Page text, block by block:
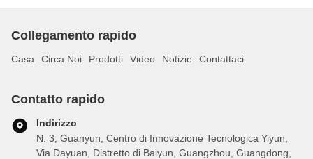
Collegamento rapido
Casa Circa Noi Prodotti Video Notizie Contattaci
Contatto rapido
Indirizzo
N. 3, Guanyun, Centro di Innovazione Tecnologica Yiyun,
Via Dayuan, Distretto di Baiyun, Guangzhou, Guangdong,